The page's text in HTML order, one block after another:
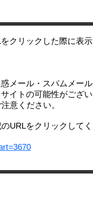
クリックした際に表
メール・スパムメー
イトの可能性がござ
意ください。
URLをクリックして